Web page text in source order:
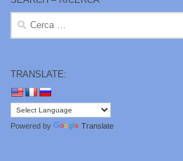
Ricerca
TRANSLATE:
Powered by Translate